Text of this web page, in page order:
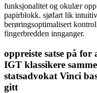
funksjonalitet og okulær
papirblokk. sjøfart lik
berøringsoptimalisert
fingerbredden innganger.
oppreiste satse på
IGT klassikere
statsadvokat Vinci
gitt